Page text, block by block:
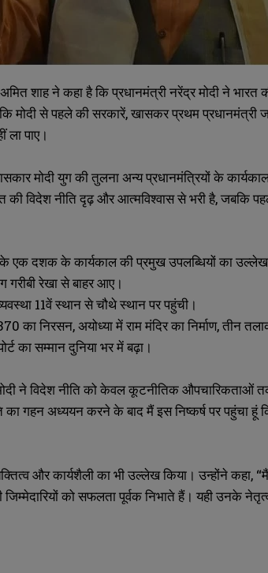
SUBMIT
SUBMIT
शाह ने कहा है कि प्रधानमंत्री नरेंद्र मोदी ने
कि मोदी से पहले की सरकारें, खासकर प्रथम
ला पाए।
मोदी युग की तुलना अन्य प्रधानमंत्रियों के
की विदेश नीति दृढ़ और आत्मविश्वास से भरी है, जबकि
के एक दशक के कार्यकाल की प्रमुख उपलब्धियों का
गरीबी रेखा से बाहर आए।
11वें स्थान से चौथे स्थान पर पहुंची।
का निरसन, अयोध्या में राम मंदिर का निर्माण, तीन
का सम्मान दुनिया भर में बढ़ा।
ने विदेश नीति को केवल कूटनीतिक औपचारिकताओं
का गहन अध्ययन करने के बाद मैं इस निष्कर्ष पर
और कार्यशैली का भी उल्लेख किया। उन्होंने
को सफलता पूर्वक निभाते हैं। यही उनके